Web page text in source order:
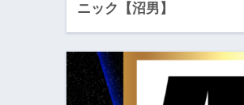
ニック【沼男】